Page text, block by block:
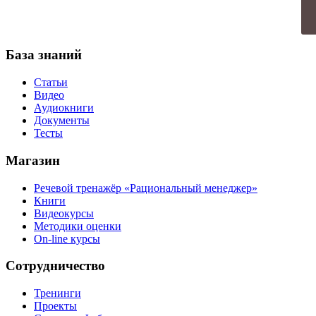
База знаний
Статьи
Видео
Аудиокниги
Документы
Тесты
Магазин
Речевой тренажёр «Рациональный менеджер»
Книги
Видеокурсы
Методики оценки
On-line курсы
Сотрудничество
Тренинги
Проекты